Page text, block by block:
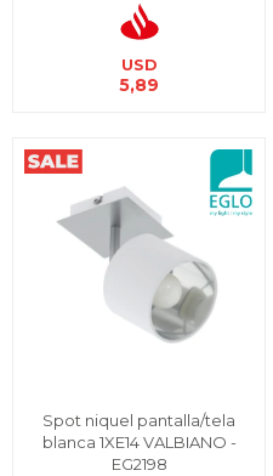
USD
5,89
Spot niquel pantalla/tela
blanca 1XE14 VALBIANO -
EG2198